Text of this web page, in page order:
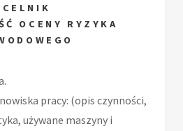
CELNIK
OCENY RYZYKA
pracy: (opis czynności,
używane maszyny i